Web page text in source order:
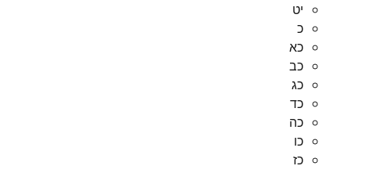
יט
כ
כא
כב
כג
כד
כה
כו
כז